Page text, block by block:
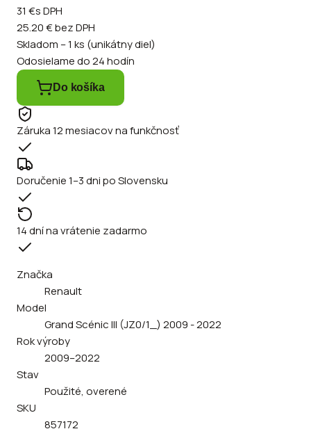
31 €s DPH
25.20 €bez DPH
Skladom – 1 ks (unikátny diel)
Odosielame do 24 hodín
Do košíka
Záruka 12 mesiacov na funkčnosť
Doručenie 1–3 dni po Slovensku
14 dní na vrátenie zadarmo
Značka
Renault
Model
Grand Scénic III (JZ0/1_) 2009 - 2022
Rok výroby
2009–2022
Stav
Použité, overené
SKU
857172